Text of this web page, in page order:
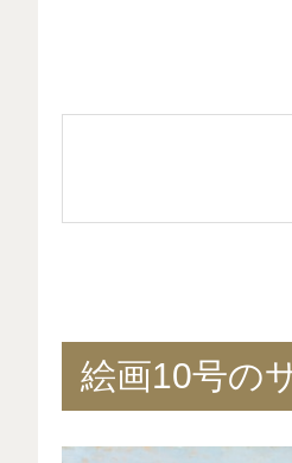
絵画10号の